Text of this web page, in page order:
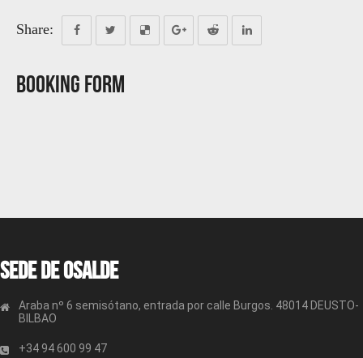
Share:
Booking Form
Sede de OSALDE
Araba nº 6 semisótano, entrada por calle Burgos. 48014 DEUSTO-
BILBAO
+34 94 600 99 47